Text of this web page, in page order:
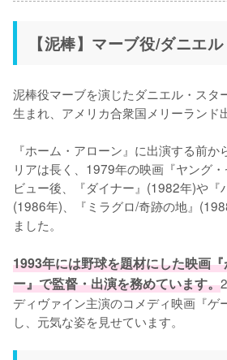
【泥棒】マーブ役/ダニエ
泥棒役マーブを演じたダニエル・スタ
生まれ、アメリカ合衆国メリーランド
『ホーム・アローン』に出演する前
リアは長く、1979年の映画『ヤング
ビュー後、『ダイナー』(1982年)や『
(1986年)、『ミラグロ/奇跡の地』
ました。
1993年には野球を題材にした映画
ー』で監督・出演を務めています。
ディヴァイン主演のコメディ映画『ゲ
し、元気な姿を見せています。